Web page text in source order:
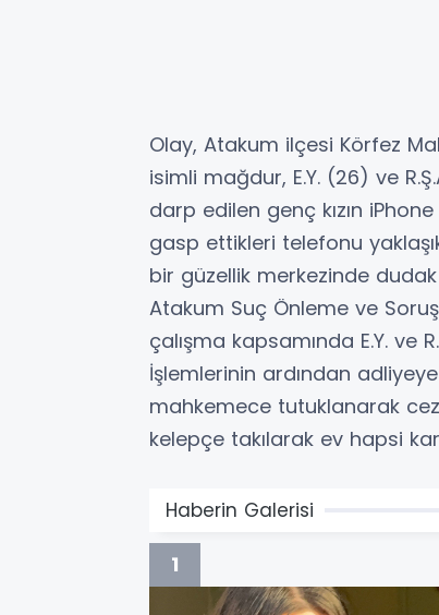
Olay, Atakum ilçesi Körfez
isimli mağdur, E.Y. (26) ve
darp edilen genç kızın
gasp ettikleri telefonu
bir güzellik merkezinde
Atakum Suç Önleme ve
çalışma kapsamında E.Y. ve
İşlemlerinin ardından adliyeye
mahkemece tutuklanarak
kelepçe takılarak ev hapsi
Haberin Galerisi
1